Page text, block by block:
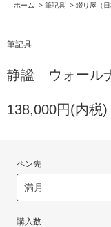
ホーム > 筆記具 > 綴り屋（日
筆記具
静謐 ウォール
138,000円(内税)
ペン先
購入数